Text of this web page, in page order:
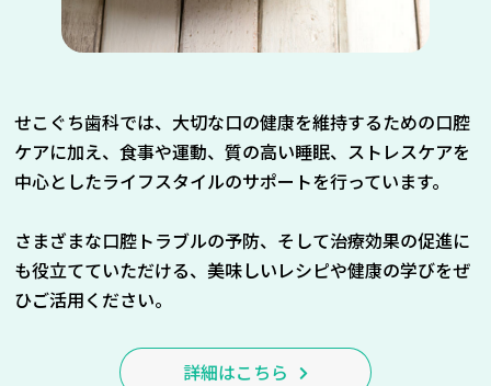
せこぐち歯科では、大切な口の健康を維持するための口腔
ケアに加え、食事や運動、質の高い睡眠、ストレスケアを
中心としたライフスタイルのサポートを行っています。
さまざまな口腔トラブルの予防、そして治療効果の促進に
も役立てていただける、美味しいレシピや健康の学びをぜ
ひご活用ください。
詳細はこちら